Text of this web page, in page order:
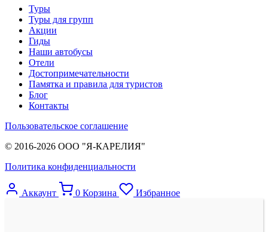
Туры
Туры для групп
Акции
Гиды
Наши автобусы
Отели
Достопримечательности
Памятка и правила для туристов
Блог
Контакты
Пользовательское соглашение
© 2016-2026 ООО "Я-КАРЕЛИЯ"
Политика конфиденциальности
Аккаунт 0 Корзина Избранное